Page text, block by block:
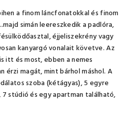
a finom láncfonatokkal és finom
simán leereszkedik a padlóra,
éjjeliszekrény vagy
kanyargó vonalait követve. Az
itt és most, ebben a nemes
érzi magát, mint bárhol máshol. A
szoba (kétágyas), 5 egyre
stúdió és egy apartman található,